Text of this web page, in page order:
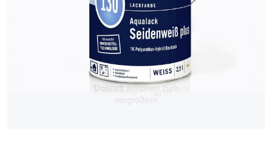
Doppelt antippen zum
vergrößern